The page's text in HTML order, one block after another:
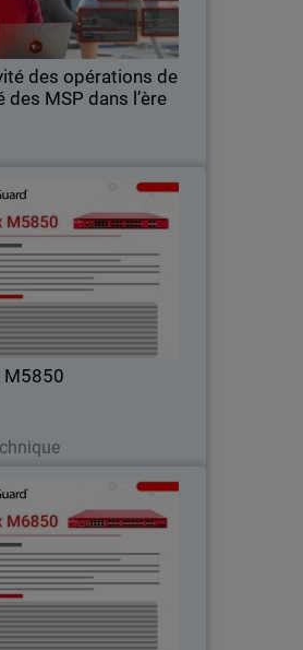
des opérations de
des MSP dans l’ère
réduire la charge
et contrer les menaces.
M5850
Firebox M5850
performances constantes en
grâce à une connectivité
débit intégrée – idéal pour
de campus et réseaux
Firebox M6850
performance maximale
edge et haute densité
connectivité 25G, 50G et
100G intégrée.